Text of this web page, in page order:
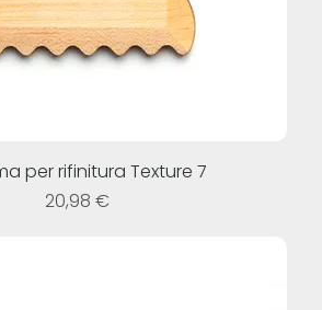
per rifinitura Texture 7
Prezzo
20,98 €